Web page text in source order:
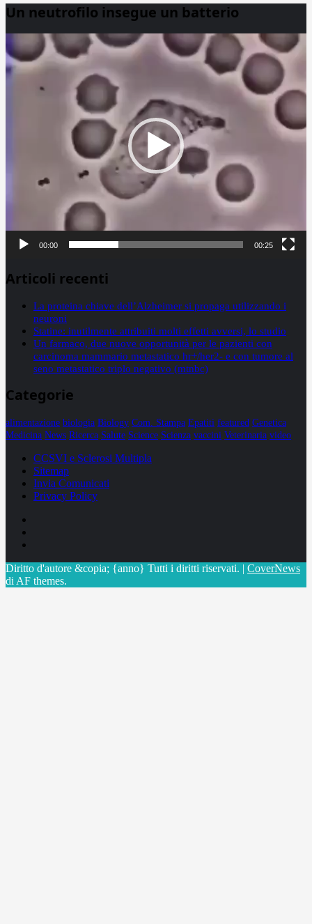
Un neutrofilo insegue un batterio
Player
00:00 00:25
Articoli recenti
La proteina chiave dell’Alzheimer si propaga utilizzando i
neuroni
Statine: inutilmente attribuiti molti effetti avversi, lo studio
Un farmaco, due nuove opportunità per le pazienti con
carcinoma mammario metastatico hr+/her2- e con tumore al
seno metastatico triplo negativo (mtnbc)
Categorie
alimentazione biologia Biology Com. Stampa Epatiti featured Genetica
Medicina News Ricerca Salute Science Scienza vaccini Veterinaria video
CCSVI e Sclerosi Multipla
Sitemap
Invia Comunicati
Privacy Policy
Diritto d'autore &copia; {anno} Tutti i diritti riservati. | CoverNews
di AF themes.